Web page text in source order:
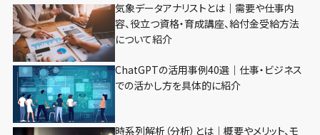
気象データアナリストとは｜需要や仕事内
容、役立つ資格・育成講座、給付金受給方法
について紹介
ChatGPTの活用事例40選｜仕事・ビジネス
での活かし方を具体的に紹介
時系列解析（分析）とは｜概要やメリット、モ